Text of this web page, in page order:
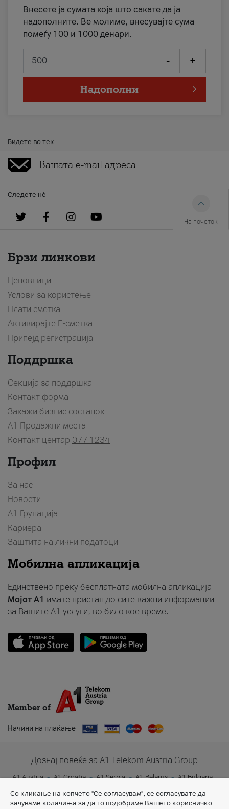
Внесете ја сумата која што сакате да ја
надополните. Ве молиме, внесувајте сума
помеѓу 100 и 1000 денари.
- +
Надополни
Бидете во тек
Следете нè
На почеток
Брзи линкови
Ценовници
Услови за користење
Плати сметка
Активирајте Е-сметка
Припејд регистрација
Поддршка
Секција за поддршка
Контакт форма
Закажи бизнис состанок
A1 Продажни места
Контакт центар 077 1234
Профил
За нас
Новости
А1 Групација
Кариера
Заштита на лични податоци
Мобилна апликација
Единствено преку бесплатната мобилна апликација
Мојот A1 имате пристап до сите важни информации
за Вашите A1 услуги, во било кое време.
Member of
Начини на плаќање
Дознај повеќе за A1 Telekom Austria Group
A1 Austria A1 Croatia A1 Serbia A1 Belarus
A1 Bulgaria
A1 Slovenia
A1 Digital
Со кликање на копчето "Се согласувам", се согласувате да
зачуваме колачиња за да го подобриме Вашето корисничко